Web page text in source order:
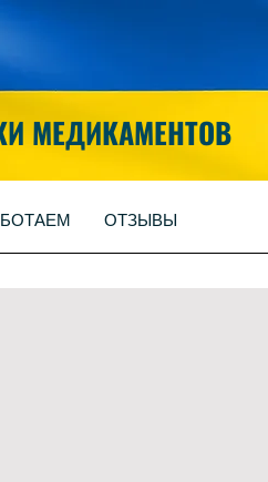
МЕДИКАМЕНТОВ
ОТЗЫВЫ